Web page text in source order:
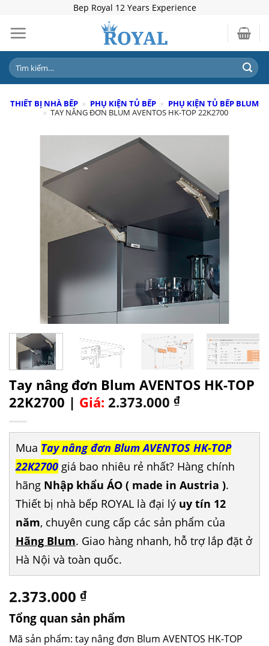
content
Bep Royal 12 Years Experience
Tìm
kiếm:
THIẾT BỊ NHÀ BẾP » PHỤ KIỆN TỦ BẾP » PHỤ KIỆN TỦ BẾP BLUM
» TAY NÂNG ĐƠN BLUM AVENTOS HK-TOP 22K2700
Tay nâng đơn Blum AVENTOS HK-TOP
22K2700 | Giá: 2.373.000 ₫
Mua Tay nâng đơn Blum AVENTOS HK-TOP
22K2700 giá bao nhiêu rẻ nhất? Hàng chính
hãng Nhập khẩu ÁO ( made in Austria ).
Thiết bị nhà bếp ROYAL là đại lý uy tín 12
năm, chuyên cung cấp các sản phẩm của
Hãng Blum. Giao hàng nhanh, hỗ trợ lắp đặt ở
Hà Nội và toàn quốc.
2.373.000 ₫
Tổng quan sản phẩm
Mã sản phẩm: tay nâng đơn Blum AVENTOS HK-TOP